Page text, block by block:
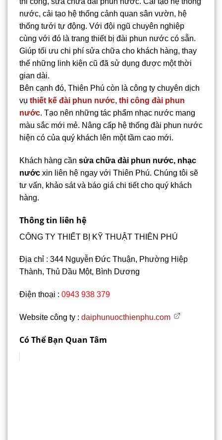
nước, cải tạo hệ thống cảnh quan sân vườn, hệ
thống tưới tự động. Với đội ngũ chuyên nghiệp
cùng với đó là trang thiết bị đài phun nước có sẵn.
Giúp tối ưu chi phí sửa chữa cho khách hàng, thay
thế những linh kiện cũ đã sử dụng được một thời
gian dài.
Bên cạnh đó, Thiên Phú còn là công ty chuyên dịch
vụ thiết kế đài phun nước, thi công đài phun
nước. Tạo nên những tác phẩm nhạc nước mang
màu sắc mới mẻ. Nâng cấp hệ thống đài phun nước
hiện có của quý khách lên một tầm cao mới.
Khách hàng cần sửa chữa đài phun nước, nhạc
nước xin liên hệ ngay với Thiên Phú. Chúng tôi sẽ
tư vấn, khảo sát và báo giá chi tiết cho quý khách
hàng.
Thông tin liên hệ
CÔNG TY THIẾT BỊ KỸ THUẬT THIÊN PHÚ
Địa chỉ : 344 Nguyễn Đức Thuận, Phường Hiệp
Thành, Thủ Dầu Một, Bình Dương
Điện thoại : 0943 938 379
Website công ty : daiphunuocthienphu.com
Có Thể Bạn Quan Tâm